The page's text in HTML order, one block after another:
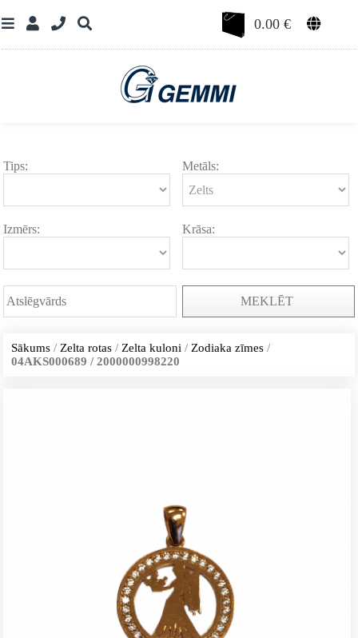
0.00€
Tips: Metāls:
Izmērs: Krāsa:
MEKLĒT
Sākums / Zelta rotas / Zelta kuloni / Zodiaka zīmes /
04AKS000689 / 2000000998220